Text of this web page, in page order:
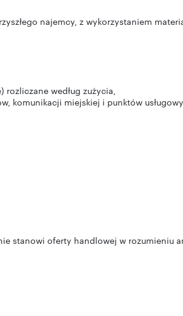
najemcy, z wykorzystaniem
stanowi oferty handlowej w rozumieniu